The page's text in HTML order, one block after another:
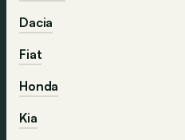
Dacia
Fiat
Honda
Kia